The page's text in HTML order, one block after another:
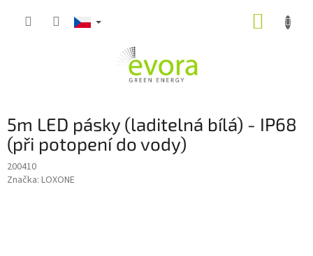
5m LED pásky (laditelná bílá) - IP68
(při potopení do vody)
200410
Značka: LOXONE